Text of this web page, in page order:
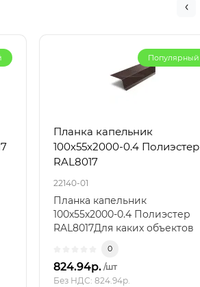
Популярный
Планка капельник
100х55х2000-0.4 Полиэстер
RAL8017
22140-01
Планка капельник
100х55х2000-0.4 Полиэстер
RAL8017Для каких объектов
0
824.94р. /шт
Без НДС: 824.94р.